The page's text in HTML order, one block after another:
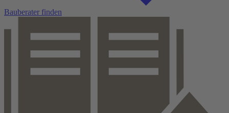
Bauberater finden